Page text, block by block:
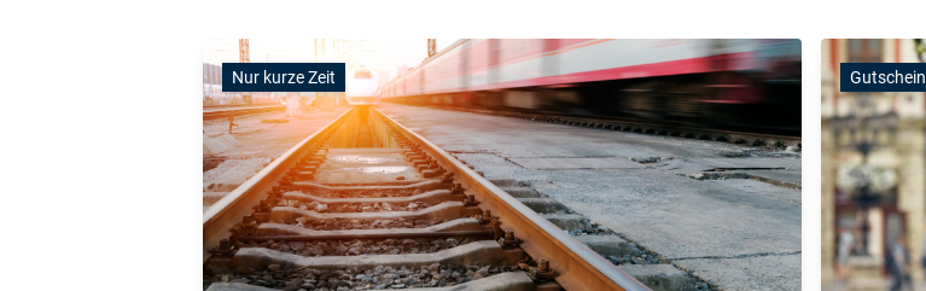
Nur kurze Zeit Gutschein